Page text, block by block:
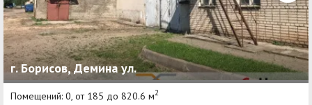
г. Борисов, Демина ул.
Помещений: 0, от 185 до 820.6 м2